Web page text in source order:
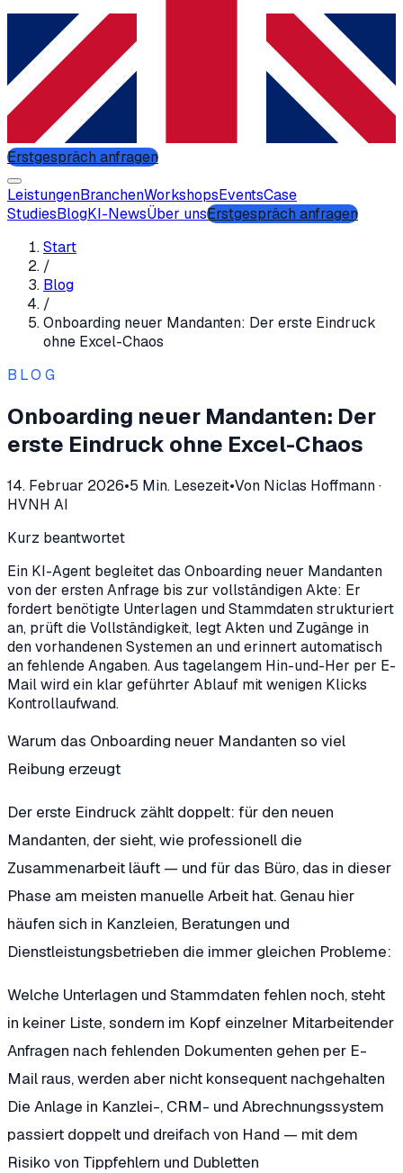
Erstgespräch anfragen
LeistungenBranchenWorkshopsEventsCase
StudiesBlogKI-NewsÜber unsErstgespräch anfragen
Start
/
Blog
/
Onboarding neuer Mandanten: Der erste Eindruck
ohne Excel-Chaos
BLOG
Onboarding neuer Mandanten: Der
erste Eindruck ohne Excel-Chaos
14. Februar 2026•5 Min. Lesezeit•Von Niclas Hoffmann·
HVNH AI
Kurz beantwortet
Ein KI-Agent begleitet das Onboarding neuer Mandanten
von der ersten Anfrage bis zur vollständigen Akte: Er
fordert benötigte Unterlagen und Stammdaten strukturiert
an, prüft die Vollständigkeit, legt Akten und Zugänge in
den vorhandenen Systemen an und erinnert automatisch
an fehlende Angaben. Aus tagelangem Hin-und-Her per E-
Mail wird ein klar geführter Ablauf mit wenigen Klicks
Kontrollaufwand.
Warum das Onboarding neuer Mandanten so viel
Reibung erzeugt
Der erste Eindruck zählt doppelt: für den neuen
Mandanten, der sieht, wie professionell die
Zusammenarbeit läuft — und für das Büro, das in dieser
Phase am meisten manuelle Arbeit hat. Genau hier
häufen sich in Kanzleien, Beratungen und
Dienstleistungsbetrieben die immer gleichen Probleme:
Welche Unterlagen und Stammdaten fehlen noch, steht
in keiner Liste, sondern im Kopf einzelner Mitarbeitender
Anfragen nach fehlenden Dokumenten gehen per E-
Mail raus, werden aber nicht konsequent nachgehalten
Die Anlage in Kanzlei-, CRM- und Abrechnungssystem
passiert doppelt und dreifach von Hand — mit dem
Risiko von Tippfehlern und Dubletten